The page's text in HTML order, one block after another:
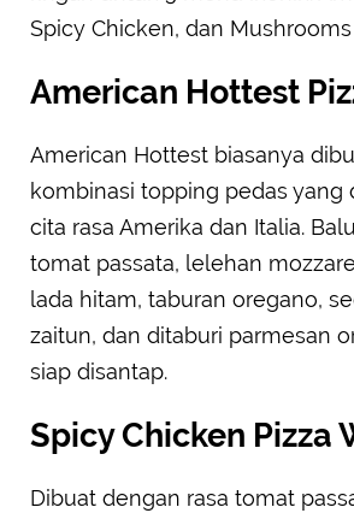
Spicy Chicken, dan
American Hottest
American Hottest biasanya
kombinasi topping pedas yang
cita rasa Amerika dan Italia.
tomat passata, lelehan
lada hitam, taburan oregano,
zaitun, dan ditaburi parmesan
siap disantap.
Spicy Chicken Pizza
Dibuat dengan rasa tomat